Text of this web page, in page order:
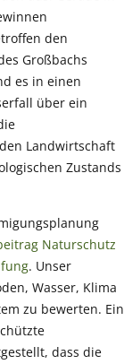
den
Großbachs
es in einen
über ein
Landwirtschaft
Zustands
Naturschutz
. Unser
Wasser, Klima
zu bewerten. Ein
dass die